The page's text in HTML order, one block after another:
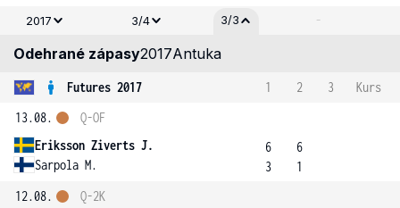
2017
3/4 3/3 -
Odehrané zápasy2017Antuka
Futures 2017 1 2 3
Kurs
13.08.
Eriksson Ziverts J.
Sarpola M.
Q-OF
6
3
6
1
12.08.
Q-2K